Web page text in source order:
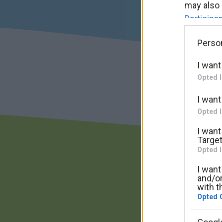
may
Please
usage
third-
I
Opted
I
Opted
I
Opted
I
and/
with
Opted